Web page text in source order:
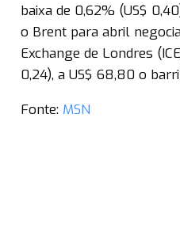
baixa de 0,62% (US$
o Brent para abril
Exchange de Londres
0,24), a US$ 68,80 o
Fonte: MSN